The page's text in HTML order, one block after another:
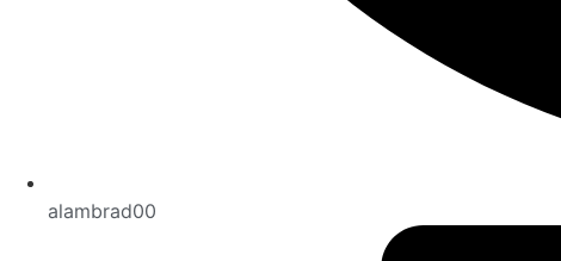
alambrad00